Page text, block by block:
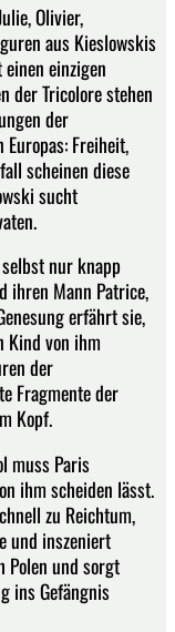
Olivier,
aus Kieslowskis
einzigen
der Tricolore stehen
der
Freiheit,
scheinen diese
sucht
nur knapp
ihren Mann Patrice,
erfährt sie,
Kind von ihm
der
Fragmente der
Kopf.
muss Paris
ihm scheiden lässt.
zu Reichtum,
und inszeniert
Polen und sorgt
ins Gefängnis